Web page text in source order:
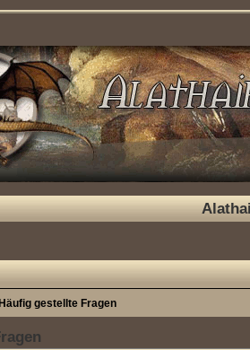
Häufig gestellte Fragen